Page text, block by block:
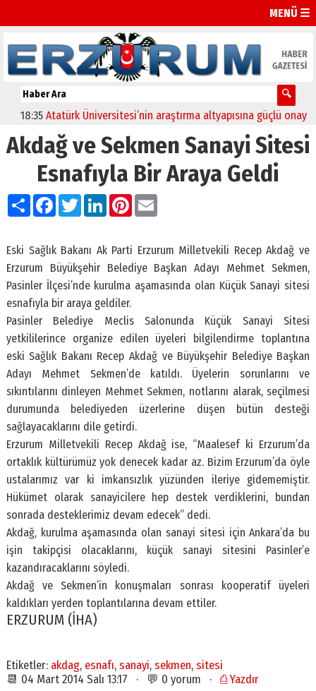
MENÜ ☰
18:35 Atatürk Üniversitesi’nin araştırma altyapısına güçlü onay
Akdağ ve Sekmen Sanayi Sitesi
Esnafıyla Bir Araya Geldi
PaylaşFacebook
TwitterLinkedIn
Pinterest
Email
Eski Sağlık Bakanı Ak Parti Erzurum Milletvekili Recep Akdağ ve
Erzurum Büyükşehir Belediye Başkan Adayı Mehmet Sekmen,
Pasinler İlçesi’nde kurulma aşamasında olan Küçük Sanayi sitesi
esnafıyla bir araya geldiler.
Pasinler Belediye Meclis Salonunda Küçük Sanayi Sitesi
yetkililerince organize edilen üyeleri bilgilendirme toplantına
eski Sağlık Bakanı Recep Akdağ ve Büyükşehir Belediye Başkan
Adayı Mehmet Sekmen’de katıldı. Üyelerin sorunlarını ve
sıkıntılarını dinleyen Mehmet Sekmen, notlarını alarak, seçilmesi
durumunda belediyeden üzerlerine düşen bütün desteği
sağlayacaklarını dile getirdi.
Erzurum Milletvekili Recep Akdağ ise, “Maalesef ki Erzurum’da
ortaklık kültürümüz yok denecek kadar az. Bizim Erzurum’da öyle
ustalarımız var ki imkansızlık yüzünden ileriye gidememiştir.
Hükümet olarak sanayicilere hep destek verdiklerini, bundan
sonrada desteklerimiz devam edecek” dedi.
Akdağ, kurulma aşamasında olan sanayi sitesi için Ankara’da bu
işin takipçisi olacaklarını, küçük sanayi sitesini Pasinler’e
kazandıracaklarını söyledi.
Akdağ ve Sekmen’in konuşmaları sonrası kooperatif üyeleri
kaldıkları yerden toplantılarına devam ettiler.
ERZURUM (İHA)
Etiketler: akdag, esnafı, sanayi, sekmen, sitesi
📆 04 Mart 2014 Salı 13:17 · 💬 0 yorum · ⎙ Yazdır